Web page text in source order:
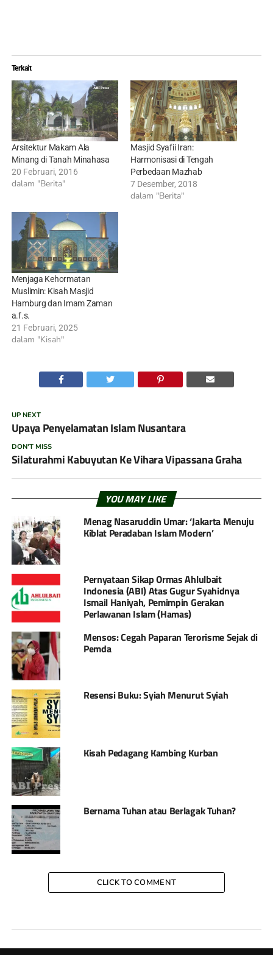
Terkait
Arsitektur Makam Ala
Minang di Tanah Minahasa
20 Februari, 2016
dalam "Berita"
Masjid Syafii Iran:
Harmonisasi di Tengah
Perbedaan Mazhab
7 Desember, 2018
dalam "Berita"
Menjaga Kehormatan
Muslimin: Kisah Masjid
Hamburg dan Imam Zaman
a.f.s.
21 Februari, 2025
dalam "Kisah"
UP NEXT
Upaya Penyelamatan Islam Nusantara
DON'T MISS
Silaturahmi Kabuyutan Ke Vihara Vipassana Graha
YOU MAY LIKE
Menag Nasaruddin Umar: ‘Jakarta Menuju
Kiblat Peradaban Islam Modern’
Pernyataan Sikap Ormas Ahlulbait
Indonesia (ABI) Atas Gugur Syahidnya
Ismail Haniyah, Pemimpin Gerakan
Perlawanan Islam (Hamas)
Mensos: Cegah Paparan Terorisme Sejak di
Pemda
Resensi Buku: Syiah Menurut Syiah
Kisah Pedagang Kambing Kurban
Bernama Tuhan atau Berlagak Tuhan?
CLICK TO COMMENT